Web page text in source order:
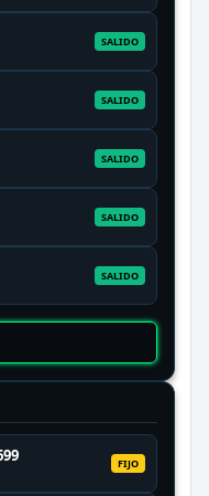
SALIDO
SALIDO
SALIDO
SALIDO
SALIDO
FIJO